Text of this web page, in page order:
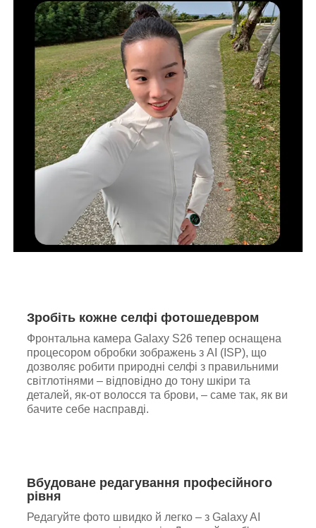
Зробіть кожне селфі фотошедевром
Фронтальна камера Galaxy S26 тепер оснащена
процесором обробки зображень з AI (ISP), що
дозволяє робити природні селфі з правильними
світлотінями – відповідно до тону шкіри та
деталей, як-от волосся та брови, – саме так, як ви
бачите себе насправді.
Вбудоване редагування професійного
рівня
Редагуйте фото швидко й легко – з Galaxy AI